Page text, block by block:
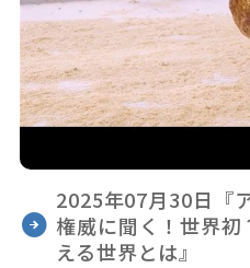
2025年07月30日『
権威に聞く！世界
える世界とは』